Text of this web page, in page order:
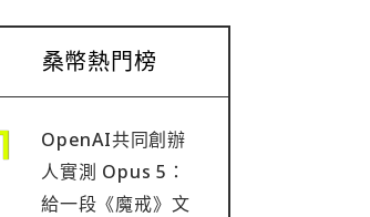
桑幣熱門榜
OpenAI共同創辦
人實測 Opus 5：
給一段《魔戒》文